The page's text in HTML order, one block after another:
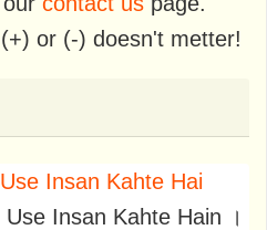
or (-) doesn't metter!
Insan Kahte Hai
Insan Kahte Hain ।